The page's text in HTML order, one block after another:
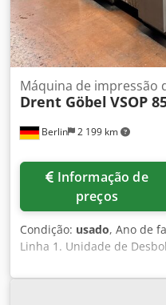
Berlin 2 199 km
Máquina de impressão
Drent Göbel VSOP
preços
Condição: usado, Ano de
Linha 1. Unidade de
bobinas Serame 2.
Unidade de tratamento
projetada para